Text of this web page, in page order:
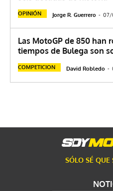
OPINIÓN Jorge R. Guerrero - 07/
Las MotoGP de 850 han
tiempos de Bulega son
COMPETICION David Robledo -
SÓLO SÉ